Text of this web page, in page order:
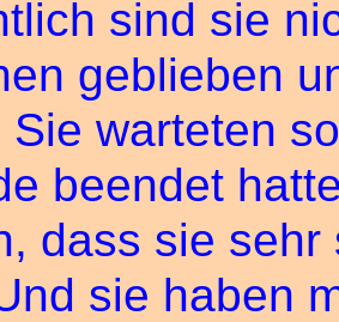
sind sie
geblieben
Sie warteten
beendet
dass sie
sie haben